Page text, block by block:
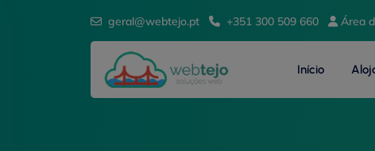
geral@webtejo.pt +351 300 509 660 Área
Início